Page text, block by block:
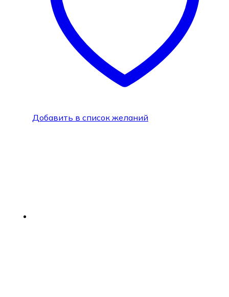
Добавить в список желаний